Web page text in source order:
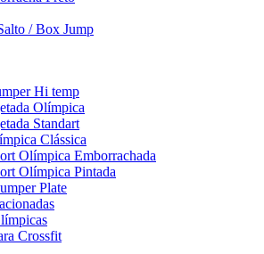
/ Box Jump
Hi temp
Olímpica
Standart
Clássica
Olímpica Emborrachada
Olímpica Pintada
Plate
Crossfit